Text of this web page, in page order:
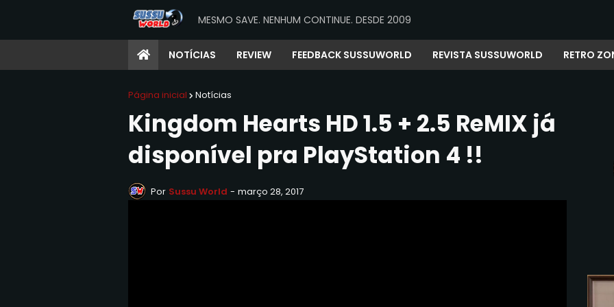
MESMO SAVE. NENHUM CONTINUE. DESDE 2009
NOTÍCIAS REVIEW FEEDBACK SUSSUWORLD REVISTA SUSSUWORLD RETRO
Página inicial Notícias
Kingdom Hearts HD 1.5 + 2.5 ReMIX já
disponível pra PlayStation 4 !!
Por Sussu World - março 28, 2017